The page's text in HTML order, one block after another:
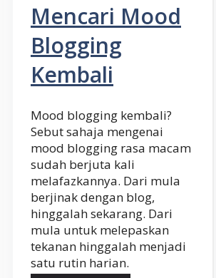
Mencari Mood
Blogging
Kembali
Mood blogging kembali?
Sebut sahaja mengenai
mood blogging rasa macam
sudah berjuta kali
melafazkannya. Dari mula
berjinak dengan blog,
hinggalah sekarang. Dari
mula untuk melepaskan
tekanan hinggalah menjadi
satu rutin harian.